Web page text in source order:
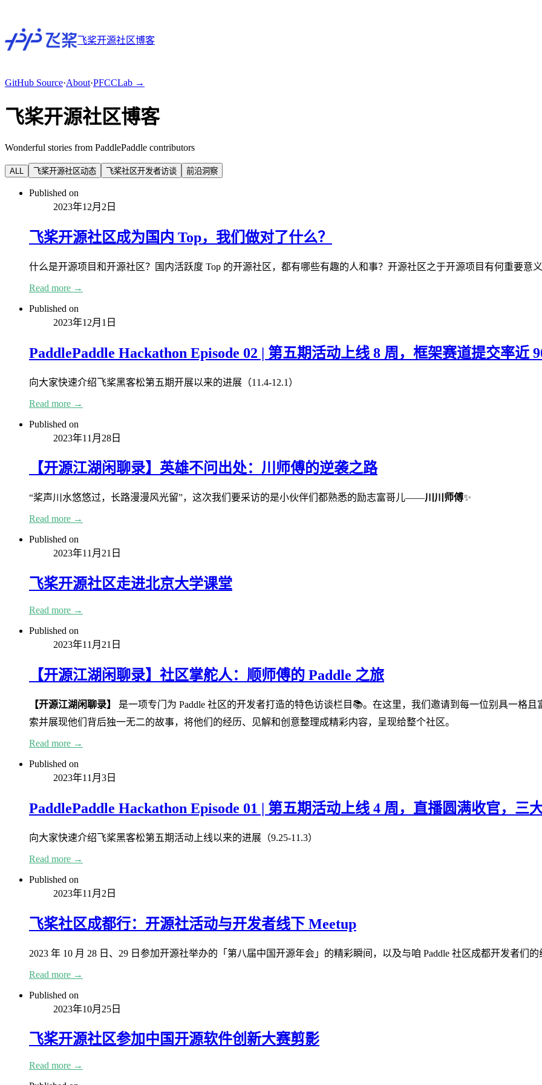
飞桨开源社区博客
GitHub Source·About·PFCCLab →
飞桨开源社区博客
Wonderful stories from PaddlePaddle contributors
ALL 飞桨开源社区动态 飞桨社区开发者访谈 前沿洞察
Published on
2023年12月2日
飞桨开源社区成为国内 Top，我们做对了什么？
什么是开源项目和开源社区？国内活跃度 Top 的开源社区，都有哪些有趣的人和事？开源社区之于开源项目有何重要意
Read more →
Published on
2023年12月1日
PaddlePaddle Hackathon Episode 02 | 第五期活动上线 8 周，框架赛道提交率近
向大家快速介绍飞桨黑客松第五期开展以来的进展（11.4-12.1）
Read more →
Published on
2023年11月28日
【开源江湖闲聊录】英雄不问出处：川师傅的逆袭之路
“桨声川水悠悠过，长路漫漫风光留”，这次我们要采访的是小伙伴们都熟悉的励志富哥儿——川川师傅✨
Read more →
Published on
2023年11月21日
飞桨开源社区走进北京大学课堂
Read more →
Published on
2023年11月21日
【开源江湖闲聊录】社区掌舵人：顺师傅的 Paddle 之旅
【开源江湖闲聊录】
是一项专门为 Paddle 社区的开发者打造的特色访谈栏目📚。在这里，我们邀请到每一位别具一格
索并展现他们背后独一无二的故事，将他们的经历、见解和创意整理成精彩内容，呈现给整个社区。
Read more →
Published on
2023年11月3日
PaddlePaddle Hackathon Episode 01 | 第五期活动上线 4 周，直播圆满收官，三
向大家快速介绍飞桨黑客松第五期活动上线以来的进展（9.25-11.3）
Read more →
Published on
2023年11月2日
飞桨社区成都行：开源社活动与开发者线下 Meetup
2023 年 10 月 28 日、29 日参加开源社举办的「第八届中国开源年会」的精彩瞬间，以及与咱 Paddle 社区成都开发者们
Read more →
Published on
2023年10月25日
飞桨开源社区参加中国开源软件创新大赛剪影
Read more →